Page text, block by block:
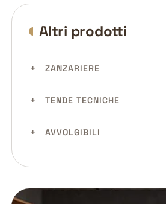
Altri prodotti
ZANZARIERE
TENDE TECNICHE
AVVOLGIBILI